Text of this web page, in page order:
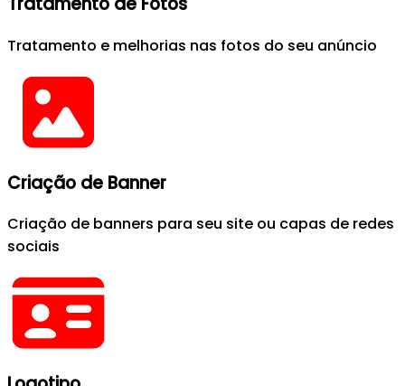
Tratamento e melhorias nas fotos do seu anúncio
Criação de Banner
Criação de banners para seu site ou capas de redes
sociais